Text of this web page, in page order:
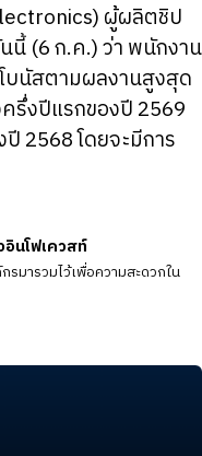
ผู้ผลิตชิป
นี้ (6 ก.ค.) ว่า พนักงาน
บนัสตามผลงานสูงสุด
รึ่งปีแรกของปี 2569
2568 โดยจะมีการ
อินโฟเควสท์
รมารวมไว้เพื่อความสะดวกใน